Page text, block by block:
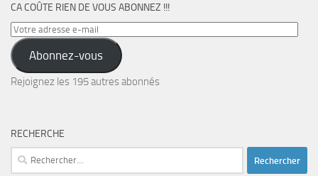
CA COÛTE RIEN DE VOUS ABONNEZ !!!
Votre
adresse
e-
mail
Abonnez-vous
Rejoignez les 195 autres abonnés
RECHERCHE
Rechercher :